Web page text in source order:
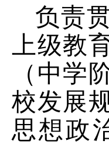
负责
上级教
（中学
校发展
思想政